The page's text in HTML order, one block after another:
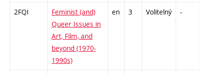
2FQI
Feminist (and)
Queer Issues in
Art, Film, and
beyond (1970-
1990s)
en 3 Volitelný -